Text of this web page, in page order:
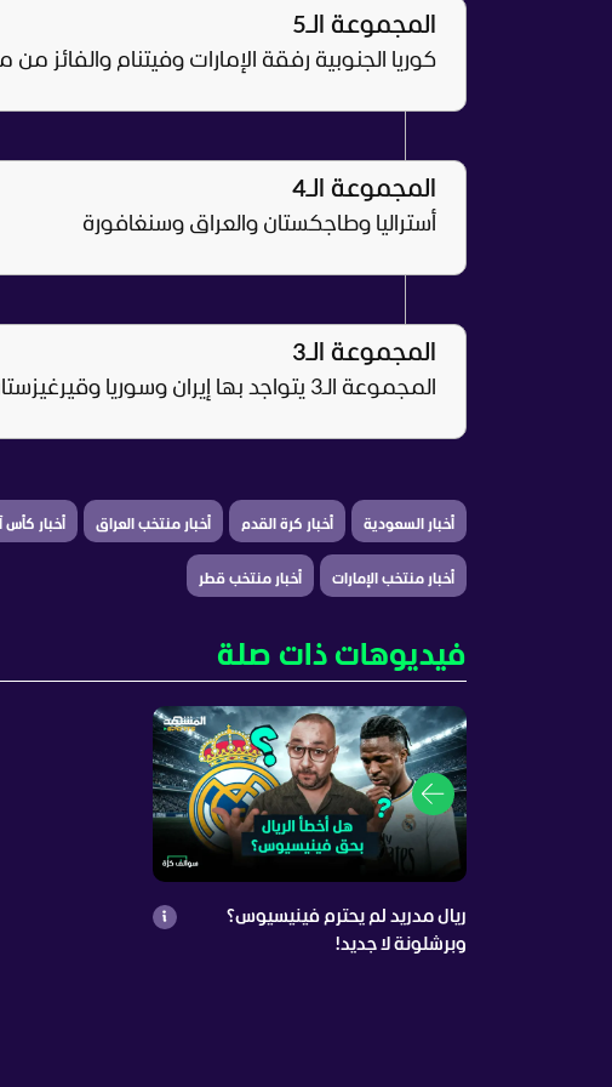
المجموعة الـ5
كوريا الجنوبية رفقة الإمارات وفيتنام والفائز من
المجموعة الـ4
أستراليا وطاجكستان والعراق وسنغافورة
المجموعة الـ3
المجموعة الـ3 يتواجد بها إيران وسوريا وقيرغيزستان والصين.
أخبار السعودية أخبار كرة القدم أخبار منتخب العراق أخبار كأس
أخبار منتخب الإمارات أخبار منتخب قطر
فيديوهات ذات صلة
ريال مدريد لم يحترم فينيسيوس؟
وبرشلونة لا جديد!